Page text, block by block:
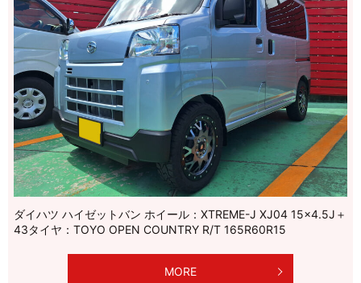
ダイハツ ハイゼットバン ホイール：XTREME-J XJ04 15×4.5J＋
43タイヤ：TOYO OPEN COUNTRY R/T 165R60R15
MORE